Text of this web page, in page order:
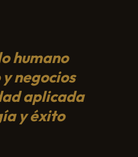
humano
negocios
aplicada
y éxito